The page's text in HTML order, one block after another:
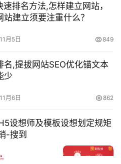
排名方法,怎样建立网站，
站建立须要注重什么？
月5日 849
名,提拔网站SEO优化锚文本
少
月6日 862
设想师及模板设想划定规矩
-搜到